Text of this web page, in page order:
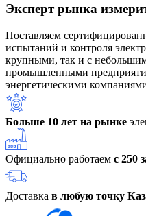
Эксперт рынка
Поставляем
испытаний и контроля
крупными, так и с
промышленными
энергетическими
Больше 10 лет на рынке
Официально работаем с 250
Доставка в любую точку